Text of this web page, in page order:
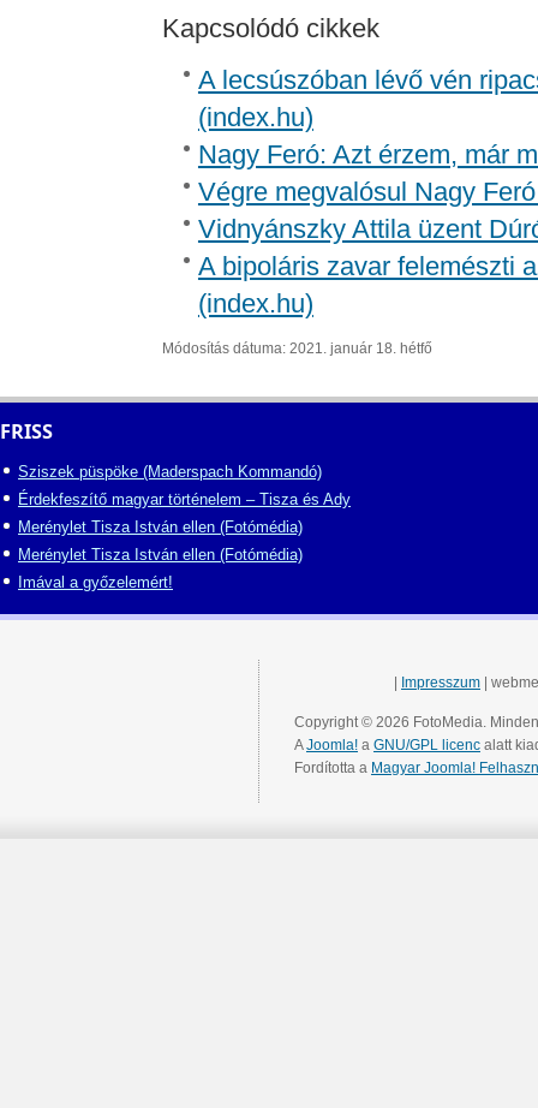
Kapcsolódó cikkek
A lecsúszóban lévő vén
(index.hu)
Nagy Feró: Azt érzem, már
Végre megvalósul Nagy
Vidnyánszky Attila üzent
A bipoláris zavar felemészti
(index.hu)
Módosítás dátuma: 2021. január 18. hétfő
FRISS
Sziszek püspöke (Maderspach Kommandó)
Érdekfeszítő magyar történelem – Tisza és Ady
Merénylet Tisza István ellen (Fotómédia)
Merénylet Tisza István ellen (Fotómédia)
Imával a győzelemért!
Impresszum |
Copyright © 2026 FotoMedia.
AJoomla! a GNU/GPL licenc alatt
Fordította a Magyar Joomla!